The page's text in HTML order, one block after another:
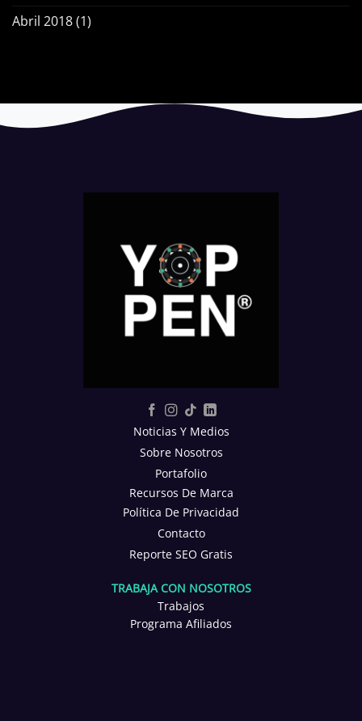
Abril 2018(1)
Noticias Y Medios
Sobre Nosotros
Portafolio
Recursos De Marca
Política De Privacidad
Contacto
Reporte SEO Gratis
TRABAJA CON NOSOTROS
Trabajos
Programa Afiliados